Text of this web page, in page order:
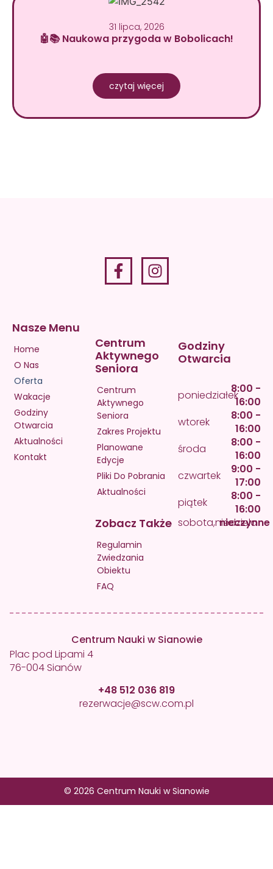
31 lipca, 2026
🤖📚 Naukowa przygoda w Bobolicach!
czytaj więcej
Nasze Menu
Home
O Nas
Oferta
Wakacje
Godziny
Otwarcia
Aktualności
Kontakt
Centrum
Aktywnego
Seniora
Centrum
Aktywnego
Seniora
Zakres Projektu
Planowane
Edycje
Pliki Do Pobrania
Aktualności
Zobacz Także
Regulamin
Zwiedzania
Obiektu
FAQ
Godziny
Otwarcia
poniedziałek8:00 -
16:00
wtorek
8:00 -
16:00
środa
8:00 -
16:00
czwartek
9:00 -
17:00
piątek
8:00 -
16:00
sobota,niedziela
nieczynne
Centrum Nauki w Sianowie
Plac pod Lipami 4
76-004 Sianów
+48 512 036 819
rezerwacje@scw.com.pl
© 2026 Centrum Nauki w Sianowie